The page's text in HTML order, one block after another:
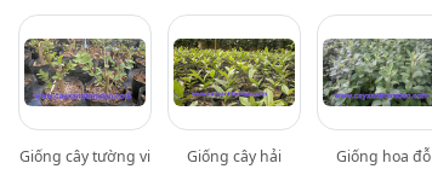
Giống cây tường vi
Giống cây hải
Giống hoa đỗ